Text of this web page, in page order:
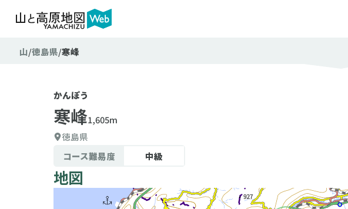
山 徳島県 寒峰
かんぽう
寒峰1,605m
徳島県
コース難易度
中級
地図